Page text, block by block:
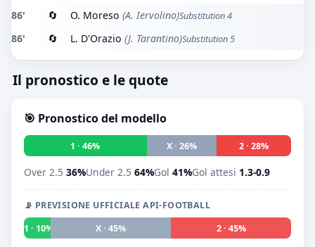
86' 🔄 O. Moreso (A. Iervolino)Substitution 4
86' 🔄 L. D'Orazio (J. Tarantino)Substitution 5
Il pronostico e le quote
🎯 Pronostico del modello
1 · 46% X · 26% 2 · 28%
Over 2.5 36%Under 2.5 64%Gol 41%Gol attesi 1.3-0.9
📡 PREVISIONE UFFICIALE API-FOOTBALL
1 · 10%
X · 45% 2 · 45%